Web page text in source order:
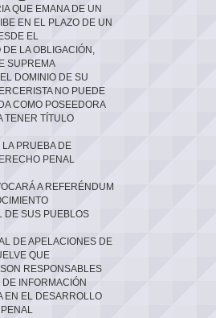
QUE EMANA DE UN
EN EL PLAZO DE UN
EL
DE LA OBLIGACIÓN,
SUPREMA
DOMINIO DE SU
NO PUEDE
COMO POSEEDORA
TENER TÍTULO
PRUEBA DE
PENAL
A REFERÉNDUM
DE SUS PUEBLOS
DE APELACIONES DE
QUE
RESPONSABLES
INFORMACIÓN
EN EL DESARROLLO